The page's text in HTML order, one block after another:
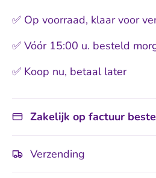
✅ Op voorraad, klaar voor
✅ Vóór 15:00 u. besteld
✅ Koop nu, betaal later
Zakelijk op factuur
Verzending